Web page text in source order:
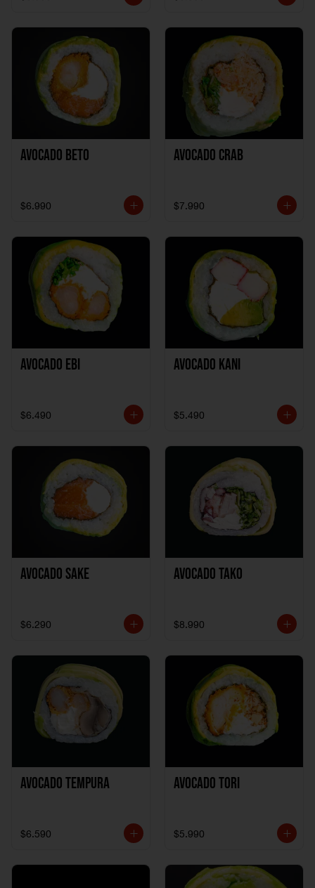
Avocado Beto
$6.990
Avocado Crab
$7.990
Avocado Ebi
$6.490
Avocado Kani
$5.490
Avocado Sake
$6.290
Avocado Tako
$8.990
Avocado Tempura
$6.590
Avocado Tori
$5.990